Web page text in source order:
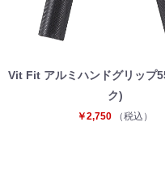
Vit Fit アルミハンドグリップ
ク)
￥2,750 （税込）